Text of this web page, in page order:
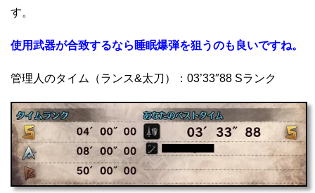
す。
使用武器が合致するなら睡眠爆弾を狙うのも良いですね。
管理人のタイム（ランス&太刀）：03’33″88 Sランク